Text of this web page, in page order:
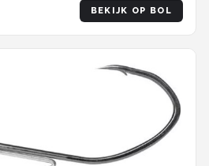
BEKIJK OP BOL